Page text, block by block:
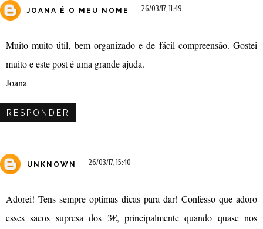
JOANA É O MEU NOME 26/03/17, 11:49
Muito muito útil, bem organizado e de fácil compreensão. Gostei
muito e este post é uma grande ajuda.
Joana
RESPONDER
UNKNOWN 26/03/17, 15:40
Adorei! Tens sempre optimas dicas para dar! Confesso que adoro
esses sacos supresa dos 3€, principalmente quando quase nos